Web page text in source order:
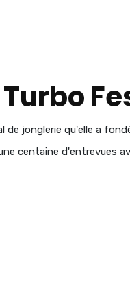
jonglerie qu'elle a
centaine d'entrevues